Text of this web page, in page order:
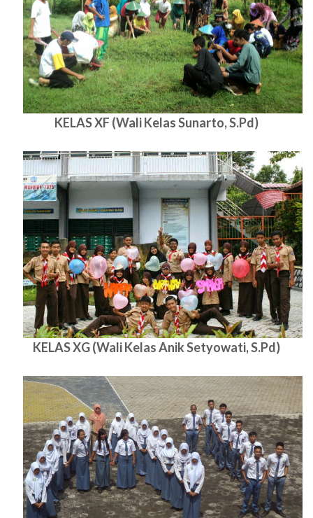
KELAS XF (Wali Kelas Sunarto, S.Pd)
KELAS XG (Wali Kelas Anik Setyowati, S.Pd)